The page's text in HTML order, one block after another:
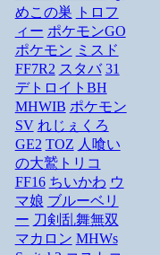
めこの巣
トロフ
ィー ポケモンGO
ポケモン ミスド
FF7R2 スタバ 31
デトロイトBH
MHWIB ポケモン
SV れじぇくろ
GE2 TOZ 人喰い
の大鷲トリコ
FF16 ちいかわ ウ
マ娘 ブルーベリ
ー 刀剣乱舞無双
マカロン MHWs